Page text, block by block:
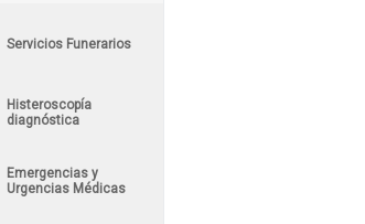
Servicios Funerarios
Histeroscopía
diagnóstica
Emergencias y
Urgencias Médicas